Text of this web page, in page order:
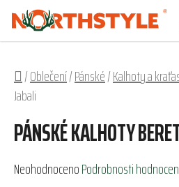
Přejít
obsah
Domů
/Oblečení/Pánské/Kalhoty a
Jabali
PÁNSKÉ KALHOTY
Průměrné
NeohodnocenoPodrobnosti